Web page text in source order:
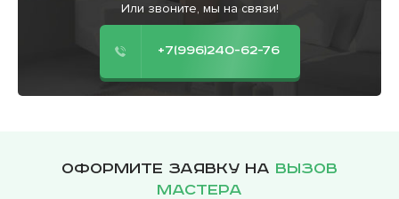
Или звоните, мы на связи!
+7(996)240-62-76
Оформите заявку на вызов
мастера